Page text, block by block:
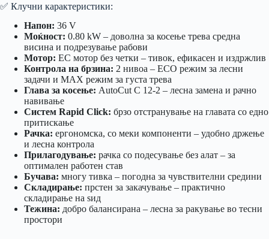
✅ Клучни карактеристики:
Напон: 36 V
Моќност: 0.80 kW – доволна за косење трева средна
висина и подрезување рабови
Мотор: EC мотор без четки – тивок, ефикасен и издржлив
Контрола на брзина: 2 нивоа – ECO режим за лесни
задачи и MAX режим за густа трева
Глава за косење: AutoCut C 12-2 – лесна замена и рачно
навивање
Систем Rapid Click: брзо отстранување на главата со едно
притискање
Рачка: ергономска, со меки компоненти – удобно држење
и лесна контрола
Прилагодување: рачка со подесување без алат – за
оптимален работен став
Бучава: многу тивка – погодна за чувствителни средини
Складирање: прстен за закачување – практично
складирање на ѕид
Тежина: добро балансирана – лесна за ракување во тесни
простори